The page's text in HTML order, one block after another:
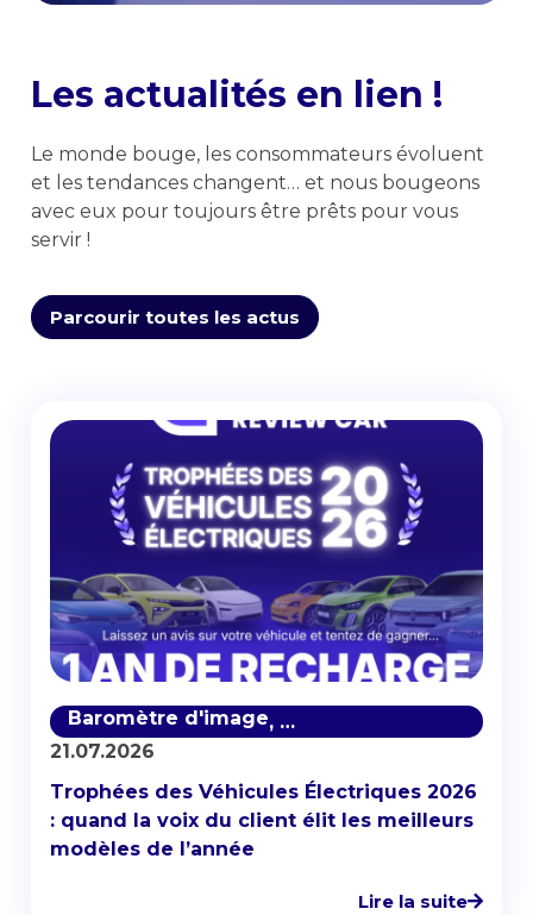
Les actualités en lien !
Le monde bouge, les consommateurs évoluent
et les tendances changent… et nous bougeons
avec eux pour toujours être prêts pour vous
servir !
Parcourir toutes les actus
Baromètre d'image, Baromètre de notoriété
21.07.2026
Trophées des Véhicules Électriques 2026
: quand la voix du client élit les meilleurs
modèles de l’année
Lire la suite